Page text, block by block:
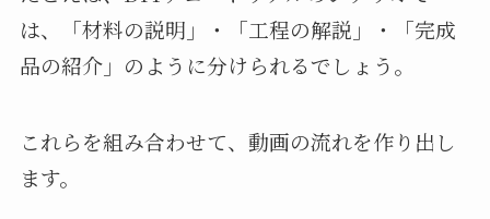
は、「材料の説明」・「工程の解説」・「完成
品の紹介」のように分けられるでしょう。
これらを組み合わせて、動画の流れを作り出し
ます。